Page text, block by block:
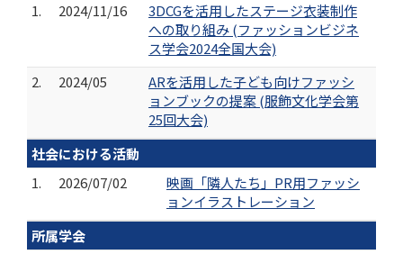
1.
2024/11/16
3DCGを活用したステージ衣装制作
への取り組み (ファッションビジネ
ス学会2024全国大会)
2.
2024/05
ARを活用した子ども向けファッシ
ョンブックの提案 (服飾文化学会第
25回大会)
社会における活動
1.
2026/07/02
映画「隣人たち」PR用ファッシ
ョンイラストレーション
所属学会